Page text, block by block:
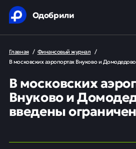
Одобрили
Главная / Финансовый журнал /
В московских аэропортах Внуково и
В московских
Внуково и
введены